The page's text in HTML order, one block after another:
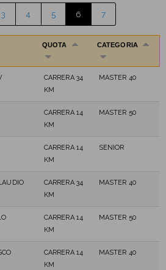
3 4 5 6 7
QUOTA CATEGORIA
CARRERA 34
KM
MASTER 40
CARRERA 14
KM
MASTER 50
CARRERA 14
KM
SENIOR
CARRERA 34
KM
MASTER 40
CARRERA 14
KM
MASTER 50
CARRERA 14
KM
MASTER 40